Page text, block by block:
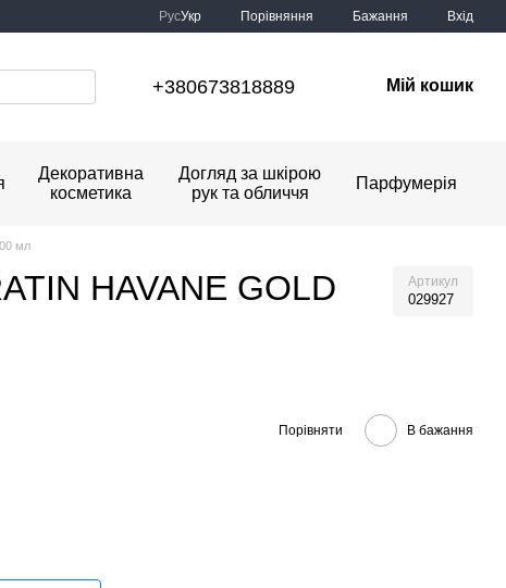
РусУкр Порівняння Бажання Вхід
+380673818889 Мій кошик
Декоративна
косметика
Догляд за шкірою
рук та обличчя
Парфумерія
мл
HAVANE GOLD
Артикул
029927
Порівняти В бажання